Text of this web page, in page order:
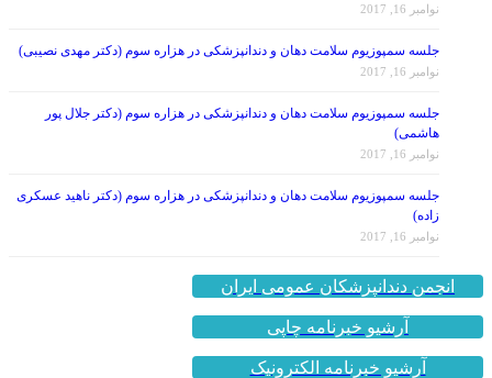
نوامبر 16, 2017
جلسه سمپوزیوم سلامت دهان و دندانپزشکی در هزاره سوم (دکتر مهدی نصیبی)
نوامبر 16, 2017
جلسه سمپوزیوم سلامت دهان و دندانپزشکی در هزاره سوم (دکتر جلال پور
هاشمی)
نوامبر 16, 2017
جلسه سمپوزیوم سلامت دهان و دندانپزشکی در هزاره سوم (دکتر ناهید عسکری
زاده)
نوامبر 16, 2017
انجمن دندانپزشکان عمومی ایران
آرشیو خبرنامه چاپی
آرشیو خبرنامه الکترونیک